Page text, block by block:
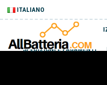
ITALIANO
SPEDIZIONI E PAGAMENTI